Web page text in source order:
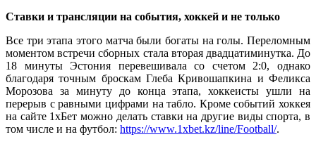
Ставки и трансляции на события, хоккей и не только
Все три этапа этого матча были богаты на голы. Переломным
моментом встречи сборных стала вторая двадцатиминутка. До
18 минуты Эстония перевешивала со счетом 2:0, однако
благодаря точным броскам Глеба Кривошапкина и Феликса
Морозова за минуту до конца этапа, хоккеисты ушли на
перерыв с равными цифрами на табло. Кроме событий хоккея
на сайте 1хБет можно делать ставки на другие виды спорта, в
том числе и на футбол: https://www.1xbet.kz/line/Football/.